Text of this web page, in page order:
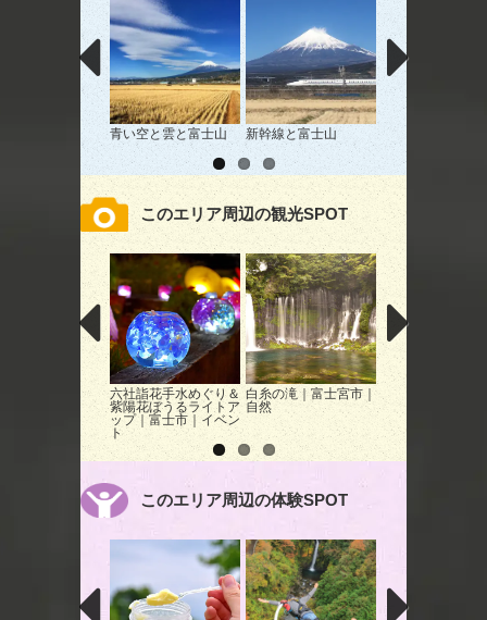
青い空と雲と富士山 新幹線と富士山
山
このエリア周辺の観光SPOT
六社詣花手水めぐり＆
紫陽花ぼうるライトア
ップ｜富士市｜イベン
ト
白糸の滝｜富士宮市｜
自然
白糸の滝 ライ
プ
このエリア周辺の体験SPOT